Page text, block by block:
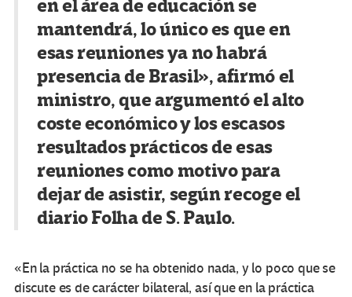
en el área de educación se
mantendrá, lo único es que en
esas reuniones ya no habrá
presencia de Brasil», afirmó el
ministro, que argumentó el alto
coste económico y los escasos
resultados prácticos de esas
reuniones como motivo para
dejar de asistir, según recoge el
diario Folha de S. Paulo.
«En la práctica no se ha obtenido nada, y lo poco que se
discute es de carácter bilateral, así que en la práctica